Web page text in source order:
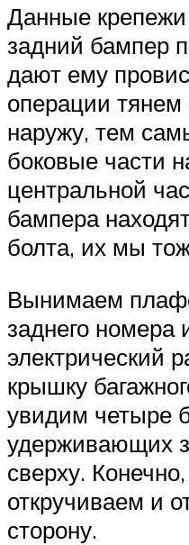
Данные
задний бампер
дают ему
операции
наружу, тем
боковые части
центральной
бампера
болта, их мы
Вынимаем
заднего номера
электрический
крышку
увидим четыре
удерживающих
сверху.
откручиваем и
сторону.